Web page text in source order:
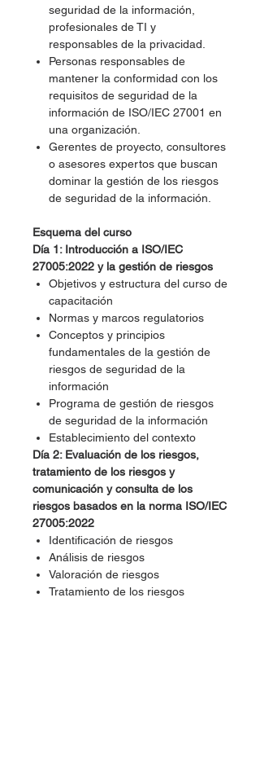
seguridad de la información,
profesionales de TI y
responsables de la privacidad.
Personas responsables de
mantener la conformidad con los
requisitos de seguridad de la
información de ISO/IEC 27001 en
una organización.
Gerentes de proyecto, consultores
o asesores expertos que buscan
dominar la gestión de los riesgos
de seguridad de la información.
Esquema del curso
Día 1: Introducción a ISO/IEC
27005:2022 y la gestión de riesgos
Objetivos y estructura del curso de
capacitación
Normas y marcos regulatorios
Conceptos y principios
fundamentales de la gestión de
riesgos de seguridad de la
información
Programa de gestión de riesgos
de seguridad de la información
Establecimiento del contexto
Día 2: Evaluación de los riesgos,
tratamiento de los riesgos y
comunicación y consulta de los
riesgos basados en la norma ISO/IEC
27005:2022
Identificación de riesgos
Análisis de riesgos
Valoración de riesgos
Tratamiento de los riesgos